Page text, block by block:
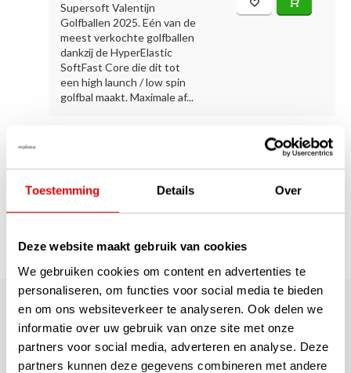
Toestemming Details Over
Deze website maakt gebruik van cookies
We gebruiken cookies om content en advertenties te
personaliseren, om functies voor social media te bieden
en om ons websiteverkeer te analyseren. Ook delen we
informatie over uw gebruik van onze site met onze
partners voor social media, adverteren en analyse. Deze
partners kunnen deze gegevens combineren met andere
Supersoft Valentijn
Golfballen 2025. Eén van de
meest verkochte golfballen
dankzij de HyperElastic
SoftFast Core die dit tot
een high launch / low spin
golfbal maakt. Maximale af...
Pagina 1 van 1
180.000+ Klanten | 5.000+ Reviews | Trusted Shops, TrustPilot,
Google
Reviews: Onze klanten aan het
woord